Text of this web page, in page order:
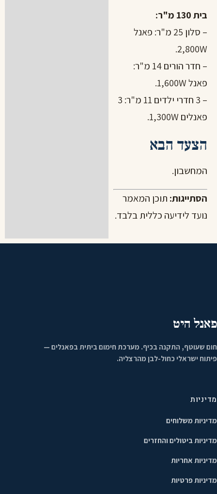
בית 130 מ"ר:
– סלון 25 מ"ר: פאנל
2,800W.
– חדר הורים 14 מ"ר:
פאנל 1,600W.
– 3 חדרי ילדים 11 מ"ר: 3
פאנלים 1,300W.
הצעד הבא
המחשבון.
הסתייגות: תוכן המאמר
נועד לידיעה כללית בלבד.
פאנל היט
חום שעוטף, התקנה בכיף. מערכת חימום ביתית בפאנלים —
פיתוח ישראלי כחול-לבן מהרצליה.
מדיניות
מדיניות משלוחים
מדיניות ביטולים והחזרים
מדיניות אחריות
מדיניות פרטיות